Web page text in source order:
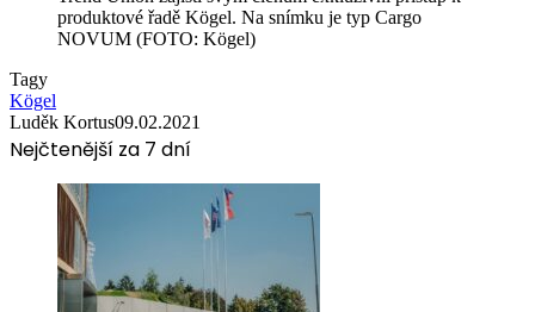
produktové řadě Kögel. Na snímku je typ Cargo
NOVUM (FOTO: Kögel)
Tagy
Kögel
Luděk Kortus09.02.2021
Nejčtenější za 7 dní